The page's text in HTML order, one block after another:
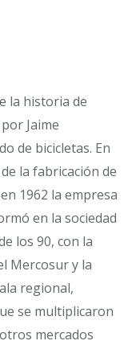
la historia de
Jaime
de bicicletas. En
la fabricación de
1962 la empresa
en la sociedad
los 90, con la
Mercosur y la
regional,
se multiplicaron
mercados